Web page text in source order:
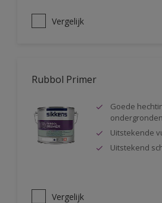
Vergelijk
Rubbol Primer
Goede
ondergronden
Uitstekende
Uitstekend
Vergelijk